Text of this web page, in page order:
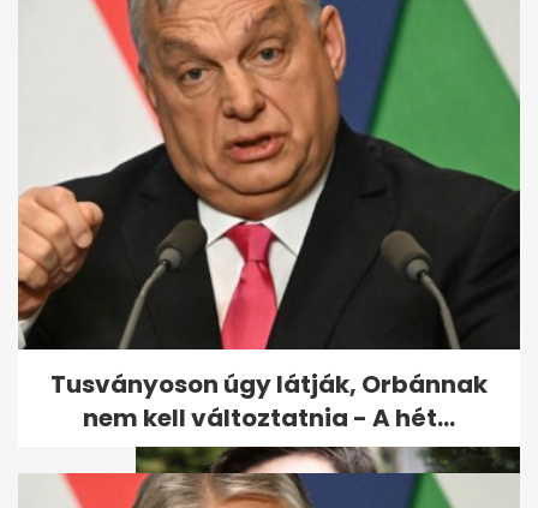
Szeptemberben visszatér az
AXN Crime, a Viasat Film
megszűnik
Tusványoson úgy látják, Orbánnak
nem kell változtatnia - A hét...